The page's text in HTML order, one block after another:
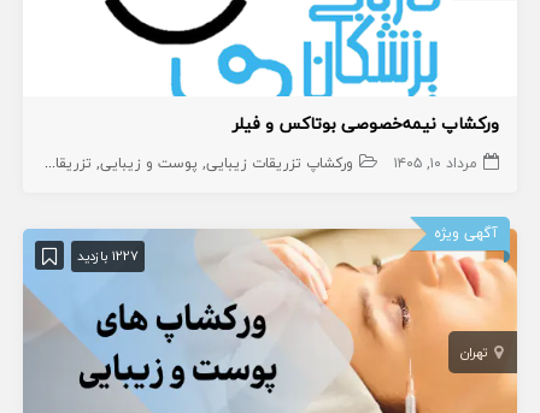
ورکشاپ نیمه‌خصوصی بوتاکس و فیلر
مرداد ۱۰, ۱۴۰۵ ورکشاپ تزریقات زیبایی پوست و زیبایی تزریقات زیبایی
آگهی ویژه
1227 بازدید
تهران